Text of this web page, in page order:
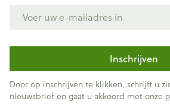
Inschrijven
Door op inschrijven te klikken, schrijft u
nieuwsbrief en gaat u akkoord met onze